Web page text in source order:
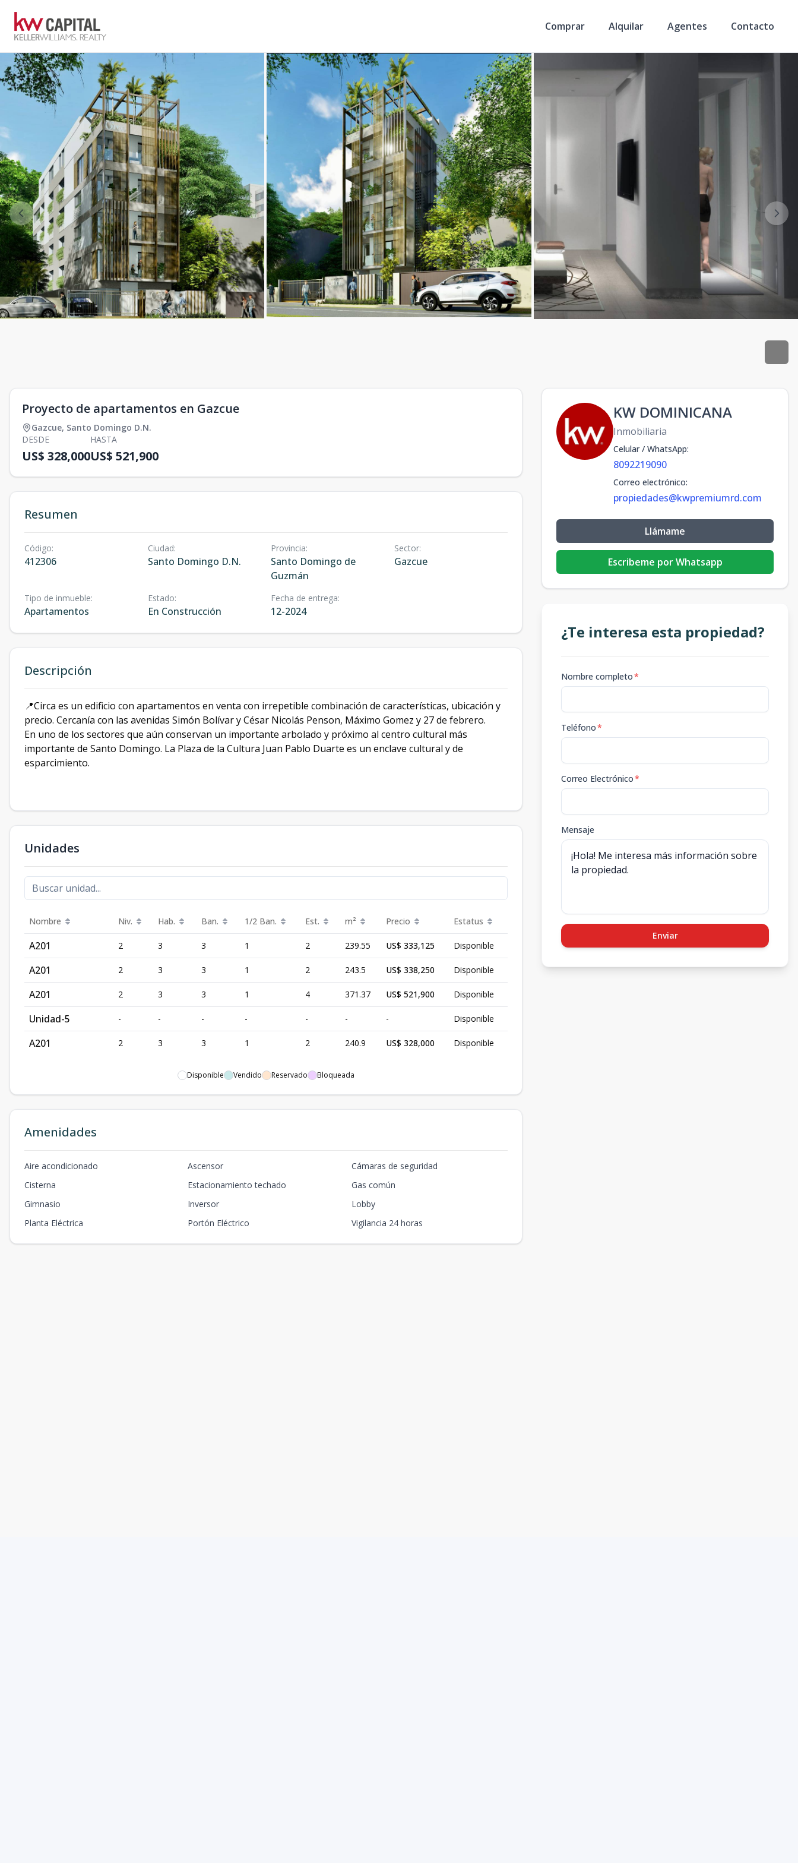
Comprar Alquilar Agentes Contacto
Proyecto de apartamentos en Gazcue
Gazcue, Santo Domingo D.N.
DESDE
US$ 328,000
HASTA
US$ 521,900
Resumen
Código:
412306
Ciudad:
Santo Domingo D.N.
Provincia:
Santo Domingo de
Guzmán
Sector:
Gazcue
Tipo de inmueble:
Apartamentos
Estado:
En Construcción
Fecha de entrega:
12-2024
Descripción
📍Circa es un edificio con apartamentos en venta con irrepetible combinación de características, ubicación y
precio. Cercanía con las avenidas Simón Bolívar y César Nicolás Penson, Máximo Gomez y 27 de febrero.
En uno de los sectores que aún conservan un importante arbolado y próximo al centro cultural más
importante de Santo Domingo. La Plaza de la Cultura Juan Pablo Duarte es un enclave cultural y de
esparcimiento.
Unidades
Nombre Niv. Hab. Ban. 1/2 Ban. Est. m² Precio Estatus
A201 2 3 3 1 2 239.55 US$ 333,125 Disponible
A201 2 3 3 1 2 243.5 US$ 338,250 Disponible
A201 2 3 3 1 4 371.37 US$ 521,900 Disponible
Unidad-5 - - - - - - - Disponible
A201 2 3 3 1 2 240.9 US$ 328,000 Disponible
Disponible Vendido Reservado Bloqueada
Amenidades
Aire acondicionado Ascensor
Cámaras de seguridad
Cisterna
Estacionamiento techado
Gas común
Gimnasio
Inversor
Lobby
Planta Eléctrica
Portón Eléctrico Vigilancia 24 horas
KW DOMINICANA
Inmobiliaria
Celular / WhatsApp:
8092219090
Correo electrónico:
propiedades@kwpremiumrd.com
Llámame
Escribeme por Whatsapp
¿Te interesa esta propiedad?
Nombre completo*
Teléfono*
Correo Electrónico*
Mensaje
Enviar